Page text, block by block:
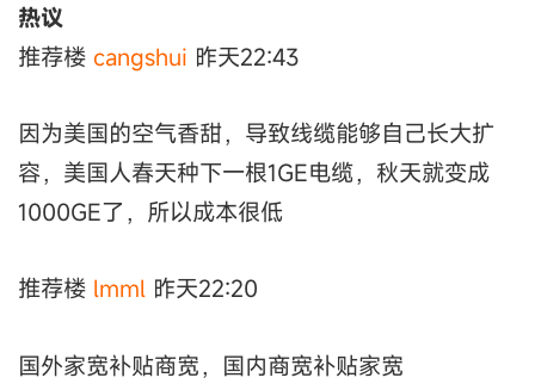
热议
推荐楼 cangshui 昨天22:43
因为美国的空气香甜，导致线缆能够自己长大扩
容，美国人春天种下一根1GE电缆，秋天就变成
1000GE了，所以成本很低
推荐楼 lmml 昨天22:20
国外家宽补贴商宽，国内商宽补贴家宽